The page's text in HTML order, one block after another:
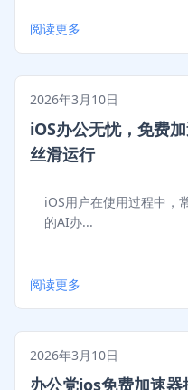
阅读更多
2026年3月10日
iOS办公无忧，免费
丝滑运行
iOS用户在使用过程中，
的AI办...
阅读更多
2026年3月10日
办公党ios免费加速